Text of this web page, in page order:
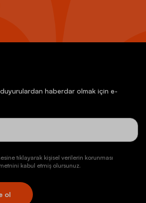
haberdar olmak için e-
tıklayarak kişisel verilerin korunması
kabul etmiş olursunuz.
ol